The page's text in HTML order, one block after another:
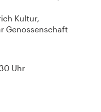
Kultur,
Genossenschaft
Uhr